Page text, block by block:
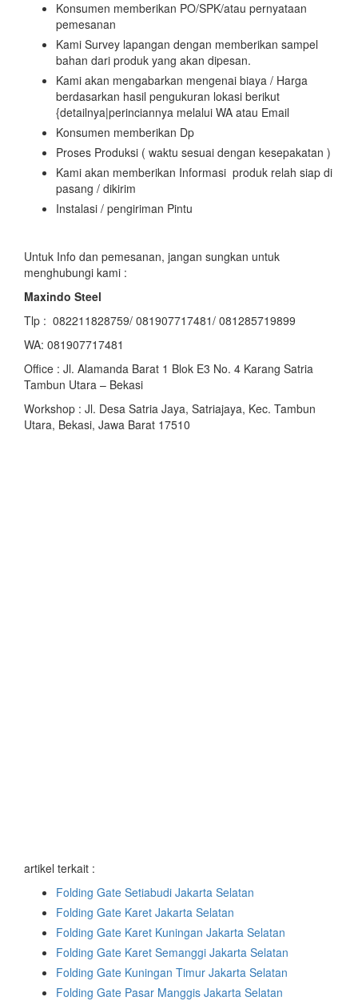
Konsumen memberikan PO/SPK/atau pernyataan
pemesanan
Kami Survey lapangan dengan memberikan sampel
bahan dari produk yang akan dipesan.
Kami akan mengabarkan mengenai biaya / Harga
berdasarkan hasil pengukuran lokasi berikut
{detailnya|perinciannya melalui WA atau Email
Konsumen memberikan Dp
Proses Produksi ( waktu sesuai dengan kesepakatan )
Kami akan memberikan Informasi produk relah siap di
pasang / dikirim
Instalasi / pengiriman Pintu
Untuk Info dan pemesanan, jangan sungkan untuk
menghubungi kami :
Maxindo Steel
Tlp : 082211828759/ 081907717481/ 081285719899
WA: 081907717481
Office : Jl. Alamanda Barat 1 Blok E3 No. 4 Karang Satria
Tambun Utara – Bekasi
Workshop : Jl. Desa Satria Jaya, Satriajaya, Kec. Tambun
Utara, Bekasi, Jawa Barat 17510
artikel terkait :
Folding Gate Setiabudi Jakarta Selatan
Folding Gate Karet Jakarta Selatan
Folding Gate Karet Kuningan Jakarta Selatan
Folding Gate Karet Semanggi Jakarta Selatan
Folding Gate Kuningan Timur Jakarta Selatan
Folding Gate Pasar Manggis Jakarta Selatan